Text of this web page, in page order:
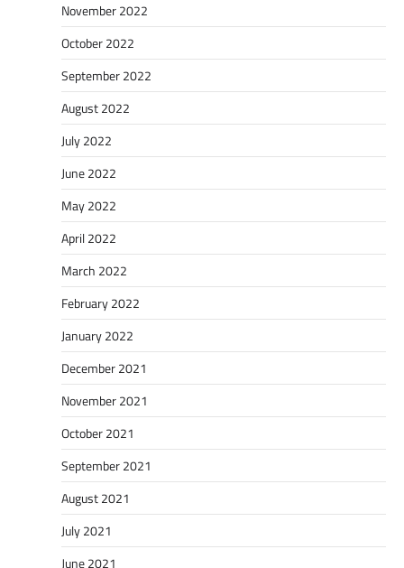
November 2022
October 2022
September 2022
August 2022
July 2022
June 2022
May 2022
April 2022
March 2022
February 2022
January 2022
December 2021
November 2021
October 2021
September 2021
August 2021
July 2021
June 2021